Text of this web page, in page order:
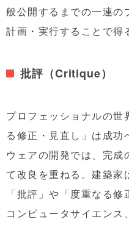
般公開するまでの一連の
計画・実行することで得
批評（Critique）
プロフェッショナルの世
る修正・見直し」は成功
ウェアの開発では、完成
て改良を重ねる。建築家
「批評」や「度重なる
コンピュータサイエンス